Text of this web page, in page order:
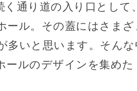
く通り道の入り口として
ール。その蓋にはさま
多いと思います。そん
ールのデザインを集めた